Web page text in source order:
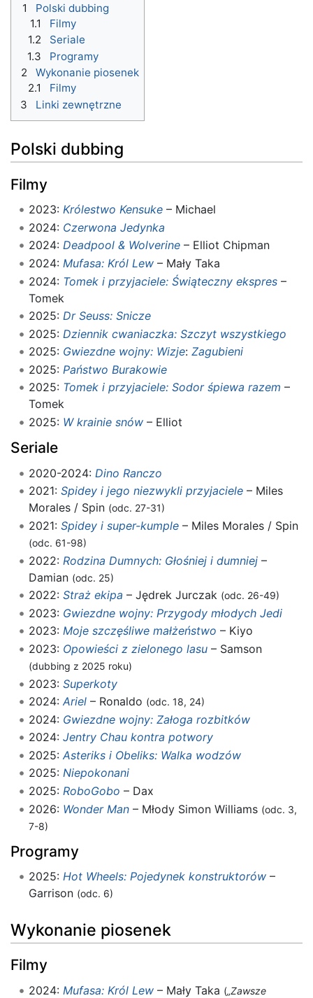
1
Polski dubbing
1.1
Filmy
1.2
Seriale
1.3
Programy
2
Wykonanie piosenek
2.1
Filmy
3
Linki zewnętrzne
Polski dubbing
Filmy
2023: Królestwo Kensuke– Michael
2024: Czerwona Jedynka
2024: Deadpool & Wolverine– Elliot Chipman
2024: Mufasa: Król Lew– Mały Taka
2024: Tomek i przyjaciele: Świąteczny ekspres–
Tomek
2025: Dr Seuss: Snicze
2025: Dziennik cwaniaczka: Szczyt wszystkiego
2025: Gwiezdne wojny: Wizje: Zagubieni
2025: Państwo Burakowie
2025: Tomek i przyjaciele: Sodor śpiewa razem –
Tomek
2025: W krainie snów– Elliot
Seriale
2020-2024: Dino Ranczo
2021: Spidey i jego niezwykli przyjaciele– Miles
Morales / Spin (odc. 27-31)
2021: Spidey i super-kumple– Miles Morales / Spin
(odc. 61-98)
2022: Rodzina Dumnych: Głośniej i dumniej–
Damian (odc. 25)
2022: Straż ekipa – Jędrek Jurczak (odc. 26-49)
2023: Gwiezdne wojny: Przygody młodych Jedi
2023: Moje szczęśliwe małżeństwo – Kiyo
2023: Opowieści z zielonego lasu– Samson
(dubbing z 2025 roku)
2023: Superkoty
2024: Ariel– Ronaldo (odc. 18, 24)
2024: Gwiezdne wojny: Załoga rozbitków
2024: Jentry Chau kontra potwory
2025: Asteriks i Obeliks: Walka wodzów
2025: Niepokonani
2025: RoboGobo – Dax
2026: Wonder Man– Młody Simon Williams (odc. 3,
7-8)
Programy
2025: Hot Wheels: Pojedynek konstruktorów–
Garrison (odc. 6)
Wykonanie piosenek
Filmy
2024: Mufasa: Król Lew– Mały Taka („Zawsze